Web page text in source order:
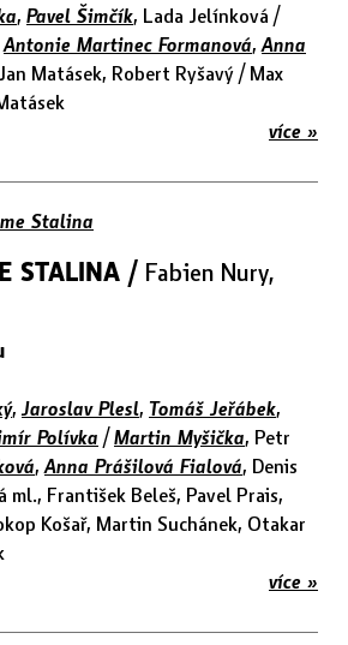
, Pavel Šimčík, Lada Jelínková /
Antonie Martinec Formanová,Anna
Matásek, Robert Ryšavý / Max
více »
STALINA / Fabien Nury,
,Jaroslav Plesl, Tomáš Jeřábek,
Polívka /Martin Myšička, Petr
,Anna Prášilová Fialová, Denis
ml., František Beleš, Pavel Prais,
Košař, Martin Suchánek, Otakar
více »